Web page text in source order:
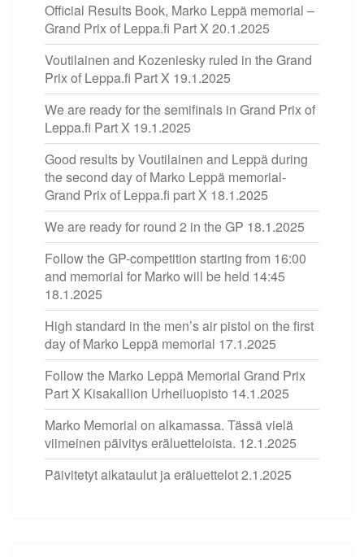
Official Results Book, Marko Leppä memorial –
Grand Prix of Leppa.fi Part X 20.1.2025
Voutilainen and Kozeniesky ruled in the Grand
Prix of Leppa.fi Part X 19.1.2025
We are ready for the semifinals in Grand Prix of
Leppa.fi Part X 19.1.2025
Good results by Voutilainen and Leppä during
the second day of Marko Leppä memorial-
Grand Prix of Leppa.fi part X 18.1.2025
We are ready for round 2 in the GP 18.1.2025
Follow the GP-competition starting from 16:00
and memorial for Marko will be held 14:45
18.1.2025
High standard in the men’s air pistol on the first
day of Marko Leppä memorial 17.1.2025
Follow the Marko Leppä Memorial Grand Prix
Part X Kisakallion Urheiluopisto 14.1.2025
Marko Memorial on alkamassa. Tässä vielä
viimeinen päivitys eräluetteloista. 12.1.2025
Päivitetyt aikataulut ja eräluettelot2.1.2025